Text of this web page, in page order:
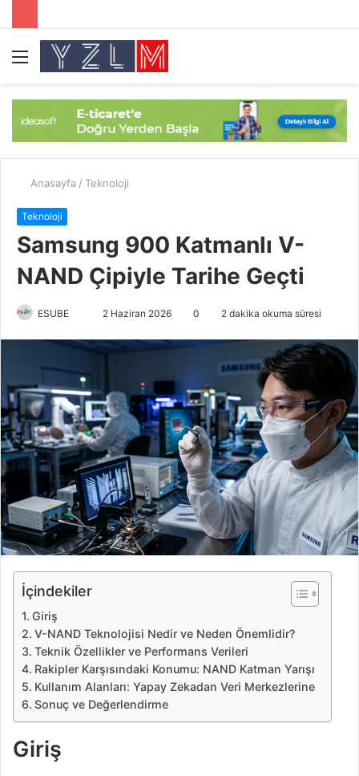
Menü
Anasayfa / Teknoloji
Teknoloji
Samsung 900 Katmanlı V-
NAND Çipiyle Tarihe Geçti
ESUBE
r
e
-
p
o
s
t
a
g
ö
n
2 Haziran 2026 0 2 dakika okuma süresi
İçindekiler
Giriş
V-NAND Teknolojisi Nedir ve Neden Önemlidir?
Teknik Özellikler ve Performans Verileri
Rakipler Karşısındaki Konumu: NAND Katman Yarışı
Kullanım Alanları: Yapay Zekadan Veri Merkezlerine
Sonuç ve Değerlendirme
Giriş